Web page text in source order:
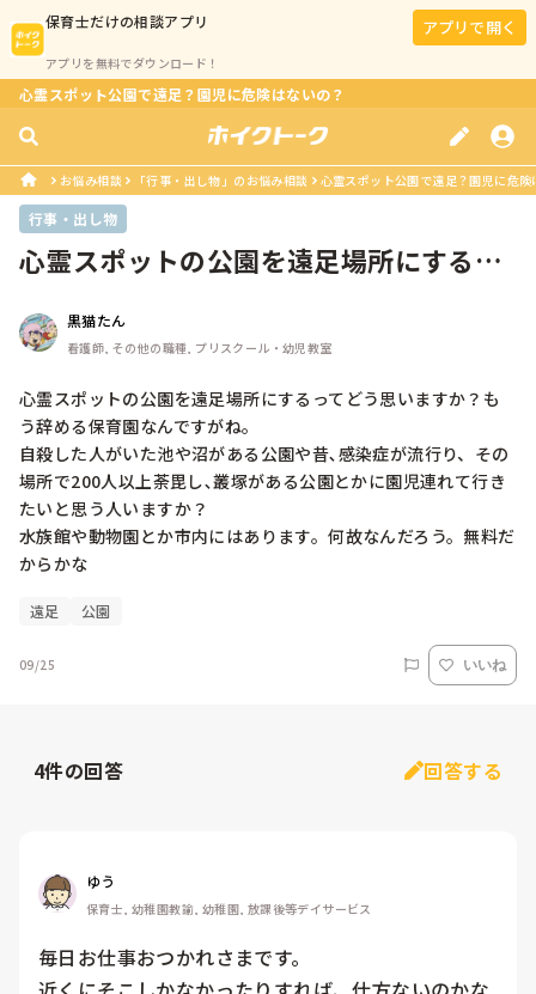
保育士だけの相談アプリ
アプリを無料でダウンロード！
アプリで開く
心霊スポット公園で遠足？園児に危険はないの？
お悩み相談 「行事・出し物」のお悩み相談 心霊スポット公園で遠足？園児に危険
行事・出し物
心霊スポットの公園を遠足場所にするこ
黒猫たん
看護師, その他の職種, プリスクール・幼児教室
心霊スポットの公園を遠足場所にするってどう思いますか？も
う辞める保育園なんですがね。
自殺した人がいた池や沼がある公園や昔､感染症が流行り、その
場所で200人以上荼毘し､叢塚がある公園とかに園児連れて行き
たいと思う人いますか？
水族館や動物園とか市内にはあります。何故なんだろう。無料だ
からかな
遠足 公園
09/25 いいね
4件の回答 回答する
ゆう
保育士, 幼稚園教諭, 幼稚園, 放課後等デイサービス
毎日お仕事おつかれさまです。